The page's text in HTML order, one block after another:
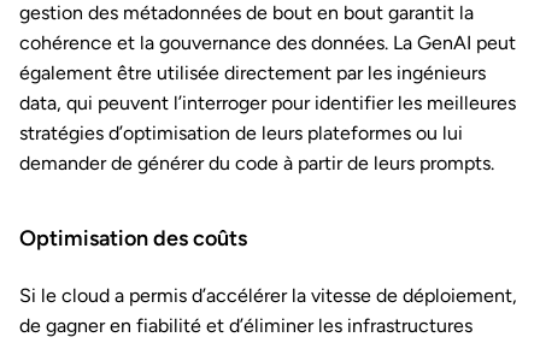
gestion des métadonnées de bout en bout garantit la
cohérence et la gouvernance des données. La GenAI peut
également être utilisée directement par les ingénieurs
data, qui peuvent l’interroger pour identifier les meilleures
stratégies d’optimisation de leurs plateformes ou lui
demander de générer du code à partir de leurs prompts.
Optimisation des coûts
Si le cloud a permis d’accélérer la vitesse de déploiement,
de gagner en fiabilité et d’éliminer les infrastructures